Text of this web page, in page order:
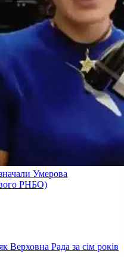
Умерова
РНБО)
Верховна Рада за сім років